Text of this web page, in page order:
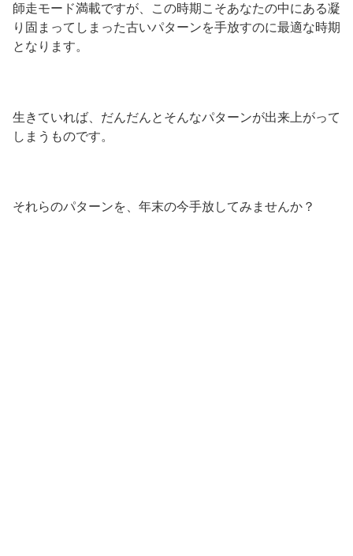
師走モード満載ですが、この時期こそあなたの中にある凝
り固まってしまった古いパターンを手放すのに最適な時期
となります。
生きていれば、だんだんとそんなパターンが出来上がって
しまうものです。
それらのパターンを、年末の今手放してみませんか？